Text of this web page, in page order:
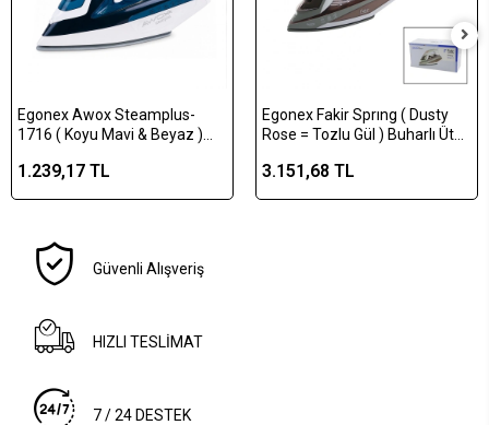
Egonex Awox Steamplus-
1716 ( Koyu Mavi & Beyaz )
360° Hareketli Kablo & Buhar
1.239,17 TL
Egonex Fakir Sprıng ( Dusty
Rose = Tozlu Gül ) Buharlı Ütü
30-120gr)*6
3.151,68 TL
Güvenli Alışveriş
HIZLI TESLİMAT
7 / 24 DESTEK